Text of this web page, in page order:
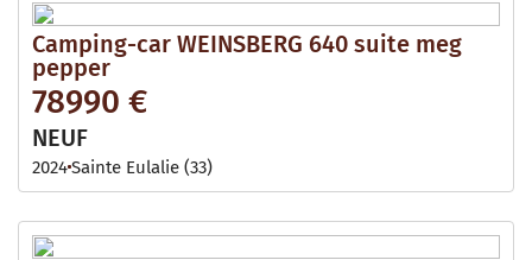
Camping-car WEINSBERG 640 suite meg
pepper
78990 €
NEUF
2024Sainte Eulalie (33)